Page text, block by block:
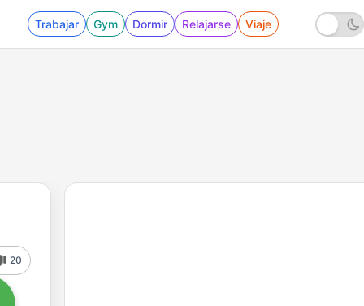
Trabajar Gym Dormir Relajarse Viaje
20